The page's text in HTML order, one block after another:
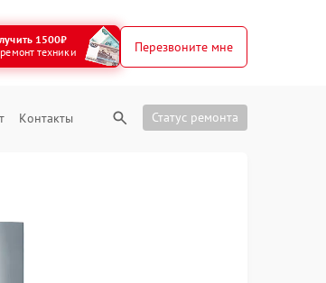
1500₽
техники
Перезвоните мне
Контакты Статус ремонта